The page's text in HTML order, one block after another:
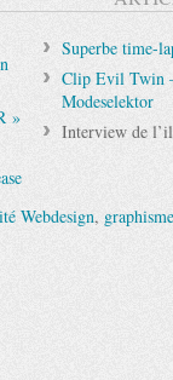
»
Superbe time-
Clip Evil Twin
Modeselektor
Interview de
Webdesign, graphisme